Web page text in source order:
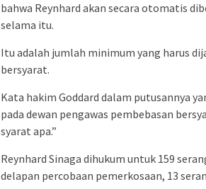
bahwa Reynhard akan secara otomatis
selama itu.
Itu adalah jumlah minimum yang harus
bersyarat.
Kata hakim Goddard dalam putusannya
pada dewan pengawas pembebasan
syarat apa.”
Reynhard Sinaga dihukum untuk 159
delapan percobaan pemerkosaan, 13